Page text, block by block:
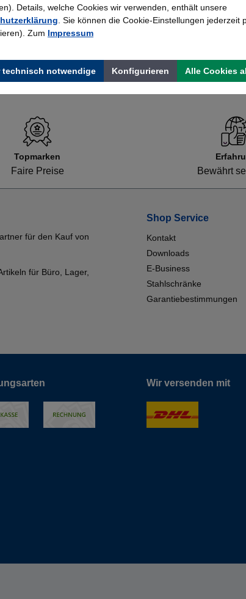
25,23 €*
Topmarken
Faire Preise Bewährt
für den Kauf von
für Büro, Lager,
Shop Service
Kontakt
Downloads
E-Business
Stahlschränke
Garantiebestimmungen
Wir versenden mit
Details, welche Cookies wir verwenden, enthält unsere
. Sie können die Cookie-Einstellungen jederzeit
Zum Impressum
technisch notwendige Konfigurieren Alle Cookies